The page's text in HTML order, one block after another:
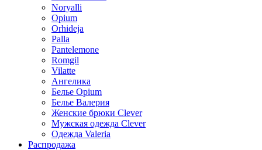
Noryalli
Opium
Orhideja
Palla
Pantelemone
Romgil
Vilatte
Ангелика
Белье Opium
Белье Валерия
Женские брюки Clever
Мужская одежда Clever
Одежда Valeria
Распродажа